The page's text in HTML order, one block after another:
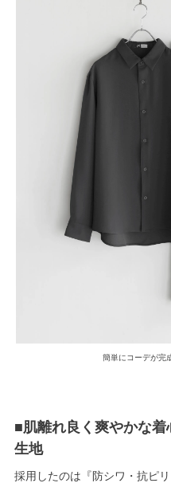
簡単にコーデが完
■肌離れ良く爽やかな
生地
採用したのは『防シワ・抗ピ